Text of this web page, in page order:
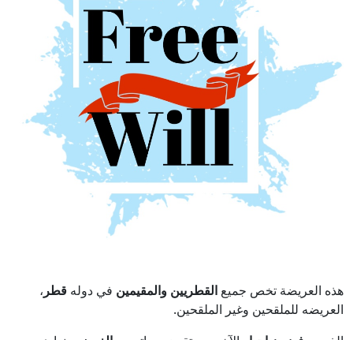
هذه العريضة تخص جميع القطريين والمقيمين في دوله قطر ،
العريضه للملقحين وغير الملقحين.